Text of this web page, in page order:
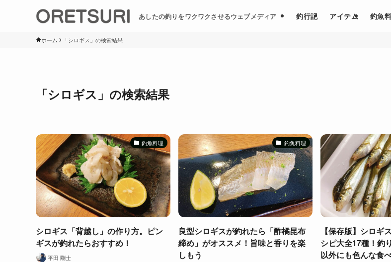
あしたの釣りをワクワクさせるウェブメディア 釣行記 アイテム 釣魚
ホーム 「シロギス」の検索結果
「シロギス」の検索結果
釣魚料理
シロギス「背越し」の作り方。ピン
ギスが釣れたらおすすめ！
平田 剛士
釣魚料理
良型シロギスが釣れたら「酢橘昆布
締め」がオススメ！旨味と香りを楽
しもう
【保存版】シロギ
シピ大全17種！釣
以外にも色んな食